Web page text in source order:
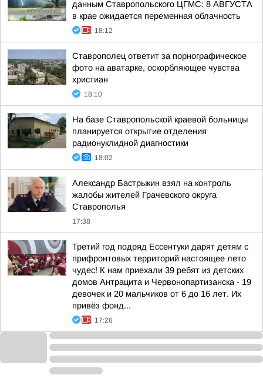
данным Ставропольского ЦГМС: 8 АВГУСТА
в крае ожидается переменная облачность
18:12
Ставрополец ответит за порнографическое
фото на аватарке, оскорбляющее чувства
христиан
18:10
На базе Ставропольской краевой больницы
планируется открытие отделения
радионуклидной диагностики
18:02
Александр Бастрыкин взял на контроль
жалобы жителей Грачевского округа
Ставрополья
17:38
Третий год подряд Ессентуки дарят детям с
прифронтовых территорий настоящее лето
чудес! К нам приехали 39 ребят из детских
домов Антрацита и Червонопартизанска - 19
девочек и 20 мальчиков от 6 до 16 лет. Их
привёз фонд...
17:26